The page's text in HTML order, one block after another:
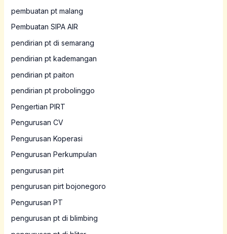
pembuatan pt malang
Pembuatan SIPA AIR
pendirian pt di semarang
pendirian pt kademangan
pendirian pt paiton
pendirian pt probolinggo
Pengertian PIRT
Pengurusan CV
Pengurusan Koperasi
Pengurusan Perkumpulan
pengurusan pirt
pengurusan pirt bojonegoro
Pengurusan PT
pengurusan pt di blimbing